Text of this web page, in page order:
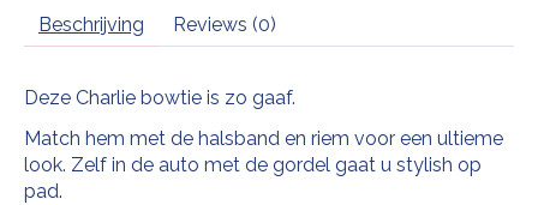
Beschrijving Reviews (0)
Deze Charlie bowtie is zo gaaf.
Match hem met de halsband en riem voor een ultieme
look. Zelf in de auto met de gordel gaat u stylish op
pad.